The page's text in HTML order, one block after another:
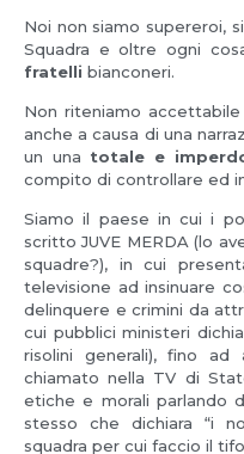
Noi non siamo supereroi,
Squadra e oltre ogni
fratelli bianconeri.
Non riteniamo
anche a causa di una
un una totale e
compito di controllare ed
Siamo il paese in cui i
scritto JUVE MERDA (lo
squadre?), in cui
televisione ad insinuare
delinquere e crimini da
cui pubblici ministeri
risolini generali), fino ad
chiamato nella TV di
etiche e morali parlando
stesso che dichiara “i
squadra per cui faccio il